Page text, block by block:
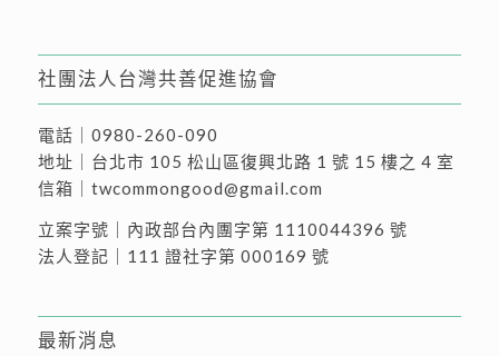
社團法人台灣共善促進協會
電話｜ 0980-260-090
地址｜ 台北市 105 松山區復興北路 1 號 15 樓之 4 室
信箱｜ twcommongood@gmail.com
立案字號｜內政部台內團字第 1110044396 號
法人登記｜111 證社字第 000169 號
最新消息